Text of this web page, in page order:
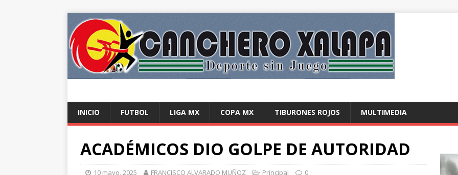
INICIO FUTBOL LIGA MX COPA MX TIBURONES ROJOS MULTIMEDIA
ACADÉMICOS DIO GOLPE DE AUTORIDAD
10 mayo, 2025 FRANCISCO ALVARADO MUÑOZ Principal 0